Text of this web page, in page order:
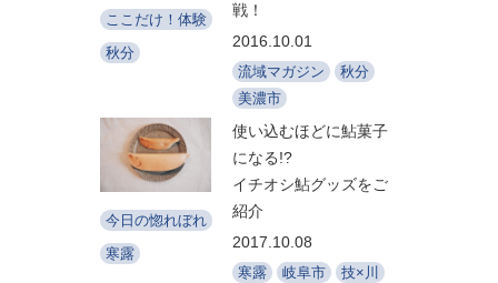
ここだけ！体験
秋分
戦！
2016.10.01
流域マガジン
秋分
美濃市
今日の惚れぼれ
寒露
使い込むほどに鮎菓子
になる!?
イチオシ鮎グッズをご
紹介
2017.10.08
寒露 岐阜市
技×川